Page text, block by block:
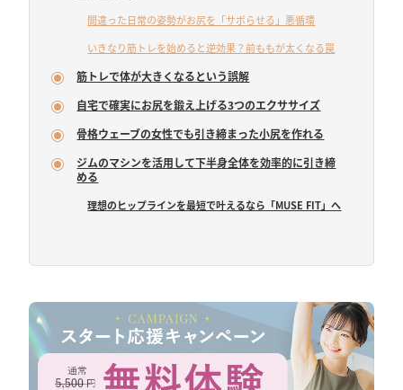
間違った日常の姿勢がお尻を「サボらせる」悪循環
いきなり筋トレを始めると逆効果？前ももが太くなる罠
筋トレで体が大きくなるという誤解
自宅で確実にお尻を鍛え上げる3つのエクササイズ
骨格ウェーブの女性でも引き締まった小尻を作れる
ジムのマシンを活用して下半身全体を効率的に引き締
める
理想のヒップラインを最短で叶えるなら「MUSE FIT」へ